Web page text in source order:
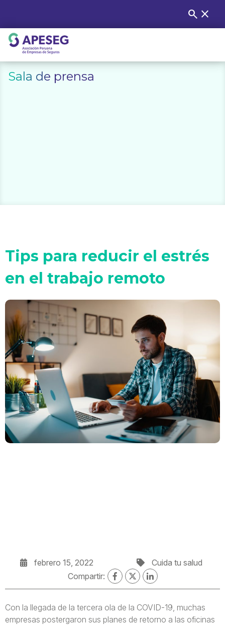
content
Buscar:
search close
APESEG
Sala de prensa
Tips para reducir el estrés
en el trabajo remoto
febrero 15, 2022
Cuida tu salud
Compartir:
Con la llegada de la tercera ola de la COVID-19, muchas
empresas postergaron sus planes de retorno a las oficinas